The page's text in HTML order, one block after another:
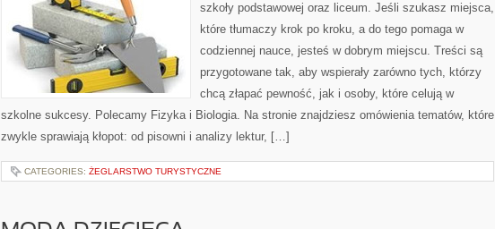
szkoły podstawowej oraz liceum. Jeśli szukasz miejsca,
które tłumaczy krok po kroku, a do tego pomaga w
codziennej nauce, jesteś w dobrym miejscu. Treści są
przygotowane tak, aby wspierały zarówno tych, którzy
chcą złapać pewność, jak i osoby, które celują w
szkolne sukcesy. Polecamy Fizyka i Biologia. Na stronie znajdziesz omówienia tematów, które
zwykle sprawiają kłopot: od pisowni i analizy lektur, […]
CATEGORIES: ŻEGLARSTWO TURYSTYCZNE